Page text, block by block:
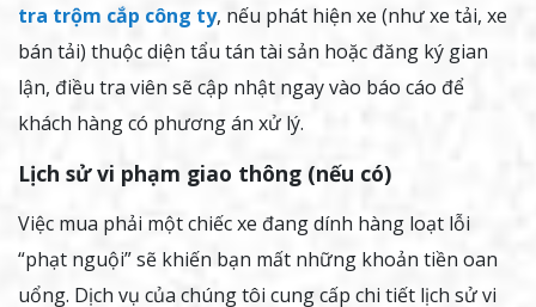
tra trộm cắp công ty, nếu phát hiện xe (như xe tải, xe
bán tải) thuộc diện tẩu tán tài sản hoặc đăng ký gian
lận, điều tra viên sẽ cập nhật ngay vào báo cáo để
khách hàng có phương án xử lý.
Lịch sử vi phạm giao thông (nếu có)
Việc mua phải một chiếc xe đang dính hàng loạt lỗi
“phạt nguội” sẽ khiến bạn mất những khoản tiền oan
uổng. Dịch vụ của chúng tôi cung cấp chi tiết lịch sử vi